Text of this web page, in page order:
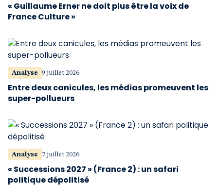
« Guillaume Erner ne doit plus être la voix de
France Culture »
Analyse 9 juillet 2026
Entre deux canicules, les médias promeuvent les
super-pollueurs
Analyse 7 juillet 2026
« Successions 2027 » (France 2) : un safari
politique dépolitisé